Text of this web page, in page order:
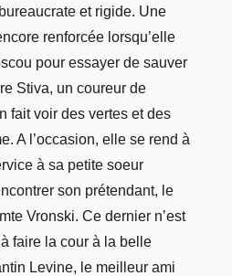
et rigide. Une
renforcée lorsqu’elle
pour essayer de sauver
Stiva, un coureur de
fait voir des vertes et des
A l’occasion, elle se rend à
à sa petite soeur
son prétendant, le
Vronski. Ce dernier n’est
faire la cour à la belle
Levine, le meilleur ami